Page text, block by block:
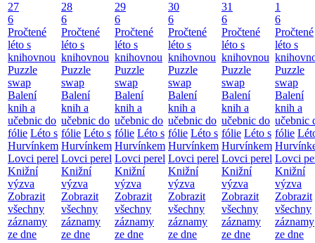
27
6
Pročtené
léto s
knihovnou
Puzzle
swap
Balení
knih a
učebnic do
fólie Léto s
Hurvínkem
Lovci perel
Knižní
výzva
Zobrazit
všechny
záznamy
ze dne
28
6
Pročtené
léto s
knihovnou
Puzzle
swap
Balení
knih a
učebnic do
fólie Léto s
Hurvínkem
Lovci perel
Knižní
výzva
Zobrazit
všechny
záznamy
ze dne
29
6
Pročtené
léto s
knihovnou
Puzzle
swap
Balení
knih a
učebnic do
fólie Léto s
Hurvínkem
Lovci perel
Knižní
výzva
Zobrazit
všechny
záznamy
ze dne
30
6
Pročtené
léto s
knihovnou
Puzzle
swap
Balení
knih a
učebnic do
fólie Léto s
Hurvínkem
Lovci perel
Knižní
výzva
Zobrazit
všechny
záznamy
ze dne
31
6
Pročtené
léto s
knihovnou
Puzzle
swap
Balení
knih a
učebnic do
fólie Léto s
Hurvínkem
Lovci perel
Knižní
výzva
Zobrazit
všechny
záznamy
ze dne
1
6
Pročtené
léto s
Puzzle
swap
Balení
knih a
učebnic
fólie
Lovci
Knižní
výzva
Zobrazit
všechny
záznamy
ze dne